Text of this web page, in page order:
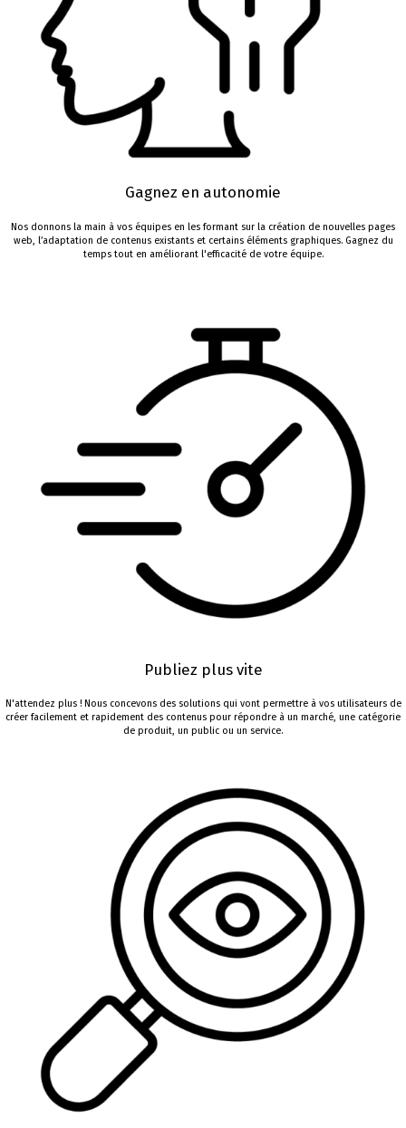
Gagnez en autonomie
Nos donnons la main à vos équipes en les formant sur la création de nouvelles pages
web, l’adaptation de contenus existants et certains éléments graphiques.Gagnez du
temps tout en améliorant l'efficacité de votre équipe.
Publiez plus vite
N'attendez plus ! Nous concevons des solutions qui vont permettre à vos utilisateurs de
créer facilement et rapidement des contenus pour répondre à un marché, une catégorie
de produit, un public ou un service.